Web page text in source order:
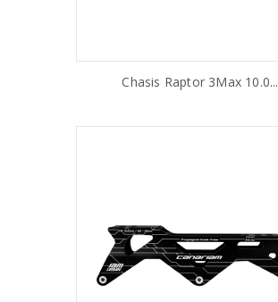
AÑADIR AL CARRITO
Chasis Raptor 3Max 10.0...